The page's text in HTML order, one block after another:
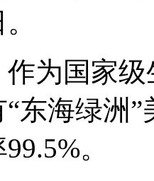
国家级
东海绿洲
。